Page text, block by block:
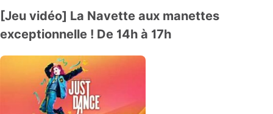
[Jeu vidéo] La Navette aux manettes
exceptionnelle ! De 14h à 17h